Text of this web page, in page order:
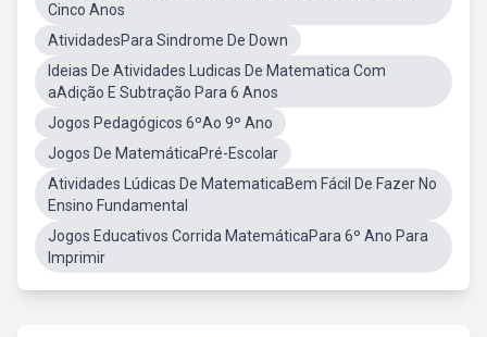
Cinco Anos
AtividadesPara Sindrome De Down
Ideias De Atividades Ludicas De Matematica Com
aAdição E Subtração Para 6 Anos
Jogos Pedagógicos 6ºAo 9º Ano
Jogos De MatemáticaPré-Escolar
Atividades Lúdicas De MatematicaBem Fácil De Fazer No
Ensino Fundamental
Jogos Educativos Corrida MatemáticaPara 6º Ano Para
Imprimir